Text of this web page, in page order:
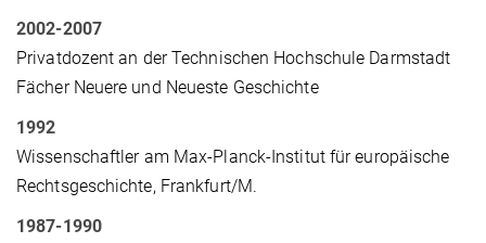
2002-2007
Privatdozent an der Technischen Hochschule Darmstadt
Fächer Neuere und Neueste Geschichte
1992
Wissenschaftler am Max-Planck-Institut für europäische
Rechtsgeschichte, Frankfurt/M.
1987-1990